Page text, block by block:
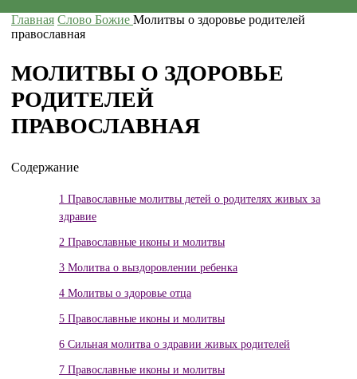
Главная Слово Божие Молитвы о здоровье родителей
православная
МОЛИТВЫ О ЗДОРОВЬЕ
РОДИТЕЛЕЙ
ПРАВОСЛАВНАЯ
Содержание
1 Православные молитвы детей о родителях живых за
здравие
2 Православные иконы и молитвы
3 Молитва о выздоровлении ребенка
4 Молитвы о здоровье отца
5 Православные иконы и молитвы
6 Сильная молитва о здравии живых родителей
7 Православные иконы и молитвы